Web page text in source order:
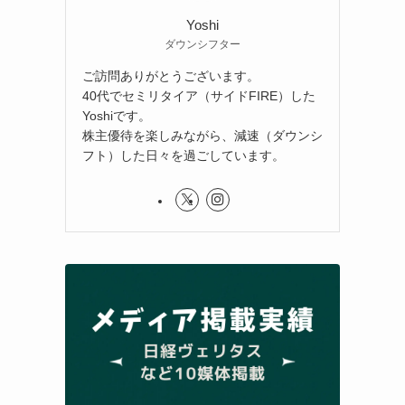
Yoshi
ダウンシフター
ご訪問ありがとうございます。
40代でセミリタイア（サイドFIRE）した
Yoshiです。
株主優待を楽しみながら、減速（ダウンシ
フト）した日々を過ごしています。